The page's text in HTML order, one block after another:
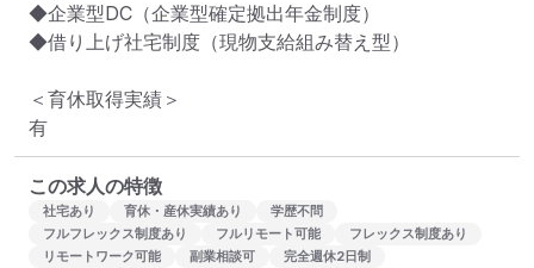
◆企業型DC（企業型確定拠出年金制度）
◆借り上げ社宅制度（現物支給組み替え型）
＜育休取得実績＞
有
この求人の特徴
社宅あり 育休・産休実績あり
学歴不問
フルフレックス制度あり
フルリモート可能
フレックス制度あり
リモートワーク可能
副業相談可
完全週休2日制